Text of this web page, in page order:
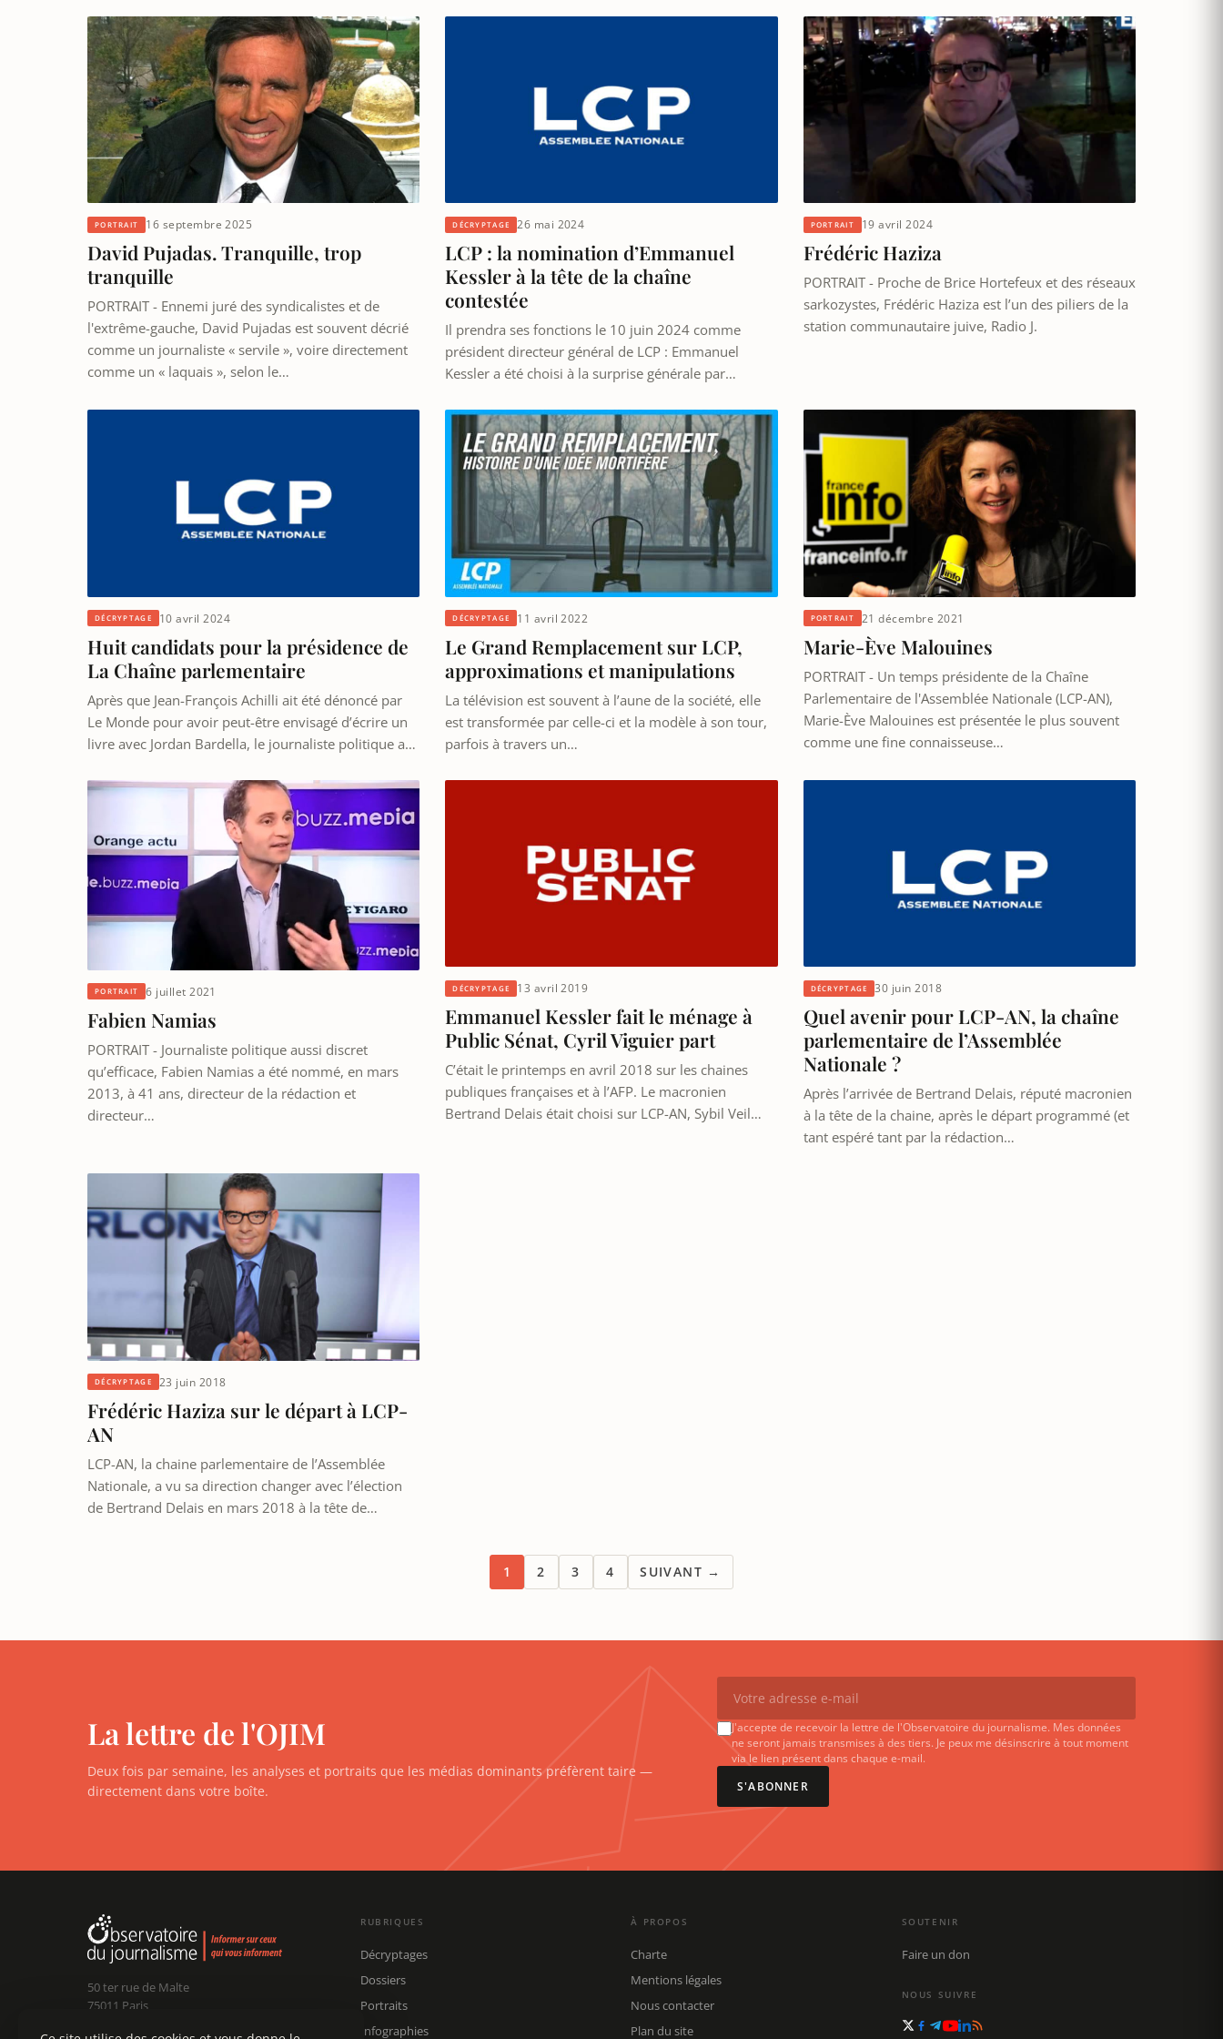
PORTRAIT 16 septembre 2025
David Pujadas. Tranquille, trop
tranquille
PORTRAIT - Ennemi juré des syndicalistes et de
l'extrême-gauche, David Pujadas est souvent décrié
comme un journaliste « servile », voire directement
comme un « laquais », selon le…
DÉCRYPTAGE 26 mai 2024
LCP : la nomination d’Emmanuel
Kessler à la tête de la chaîne
contestée
Il prendra ses fonctions le 10 juin 2024 comme
président directeur général de LCP : Emmanuel
Kessler a été choisi à la surprise générale par…
PORTRAIT 19 avril 2024
Frédéric Haziza
PORTRAIT - Proche de Brice Hortefeux et des réseaux
sarkozystes, Frédéric Haziza est l’un des piliers de la
station communautaire juive, Radio J.
DÉCRYPTAGE 10 avril 2024
Huit candidats pour la présidence de
La Chaîne parlementaire
Après que Jean-François Achilli ait été dénoncé par
Le Monde pour avoir peut-être envisagé d’écrire un
livre avec Jordan Bardella, le journaliste politique a…
DÉCRYPTAGE 11 avril 2022
Le Grand Remplacement sur LCP,
approximations et manipulations
La télévision est souvent à l’aune de la société, elle
est transformée par celle-ci et la modèle à son tour,
parfois à travers un…
PORTRAIT 21 décembre 2021
Marie-Ève Malouines
PORTRAIT - Un temps présidente de la Chaîne
Parlementaire de l'Assemblée Nationale (LCP-AN),
Marie-Ève Malouines est présentée le plus souvent
comme une fine connaisseuse…
PORTRAIT 6 juillet 2021
Fabien Namias
PORTRAIT - Journaliste politique aussi discret
qu’efficace, Fabien Namias a été nommé, en mars
2013, à 41 ans, directeur de la rédaction et
directeur…
DÉCRYPTAGE 13 avril 2019
Emmanuel Kessler fait le ménage à
Public Sénat, Cyril Viguier part
C’était le printemps en avril 2018 sur les chaines
publiques françaises et à l’AFP. Le macronien
Bertrand Delais était choisi sur LCP-AN, Sybil Veil…
DÉCRYPTAGE 30 juin 2018
Quel avenir pour LCP-AN, la chaîne
parlementaire de l’Assemblée
Nationale ?
Après l’arrivée de Bertrand Delais, réputé macronien
à la tête de la chaine, après le départ programmé (et
tant espéré tant par la rédaction…
DÉCRYPTAGE 23 juin 2018
Frédéric Haziza sur le départ à LCP-
AN
LCP-AN, la chaine parlementaire de l’Assemblée
Nationale, a vu sa direction changer avec l’élection
de Bertrand Delais en mars 2018 à la tête de…
1 2 3 4 SUIVANT →
La lettre de l'OJIM
Deux fois par semaine, les analyses et portraits que les médias dominants préfèrent taire —
directement dans votre boîte.
J'accepte de recevoir la lettre de l'Observatoire du journalisme. Mes données
ne seront jamais transmises à des tiers. Je peux me désinscrire à tout moment
via le lien présent dans chaque e-mail.
S'ABONNER
50 ter rue de Malte
75011 Paris
RUBRIQUES
Décryptages
Dossiers
Portraits
Infographies
À PROPOS
Charte
Mentions légales
Nous contacter
Plan du site
SOUTENIR
Faire un don
NOUS SUIVRE